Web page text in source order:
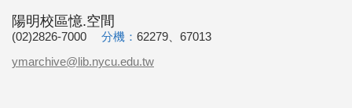
陽明校區憶.空間
(02)2826-7000 分機： 62279、67013
ymarchive@lib.nycu.edu.tw